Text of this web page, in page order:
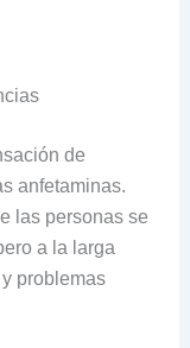
de
anfetaminas.
las personas se
a la larga
problemas